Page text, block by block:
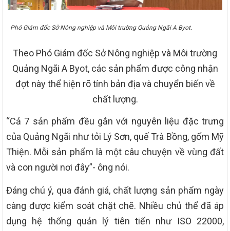
Phó Giám đốc Sở Nông nghiệp và Môi trường Quảng Ngãi A Byot.
Theo Phó Giám đốc Sở Nông nghiệp và Môi trường
Quảng Ngãi A Byot, các sản phẩm được công nhận
đợt này thể hiện rõ tính bản địa và chuyển biến về
chất lượng.
“Cả 7 sản phẩm đều gắn với nguyên liệu đặc trưng
của Quảng Ngãi như tỏi Lý Sơn, quế Trà Bồng, gốm Mỹ
Thiện. Mỗi sản phẩm là một câu chuyện về vùng đất
và con người nơi đây”- ông nói.
Đáng chú ý, qua đánh giá, chất lượng sản phẩm ngày
càng được kiểm soát chặt chẽ. Nhiều chủ thể đã áp
dụng hệ thống quản lý tiên tiến như ISO 22000,